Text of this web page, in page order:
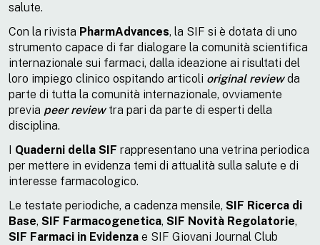
salute.
Con la rivista PharmAdvances, la SIF si è dotata di uno
strumento capace di far dialogare la comunità scientifica
internazionale sui farmaci, dalla ideazione ai risultati del
loro impiego clinico ospitando articoli original reviewda
parte di tutta la comunità internazionale, ovviamente
previa peer reviewtra pari da parte di esperti della
disciplina.
Quaderni della SIF rappresentano una vetrina periodica
per mettere in evidenza temi di attualità sulla salute e di
interesse farmacologico.
Le testate periodiche, a cadenza mensile, SIF Ricerca di
Base, SIF Farmacogenetica, SIF Novità Regolatorie,
SIF Farmaci in Evidenza e SIF Giovani Journal Club